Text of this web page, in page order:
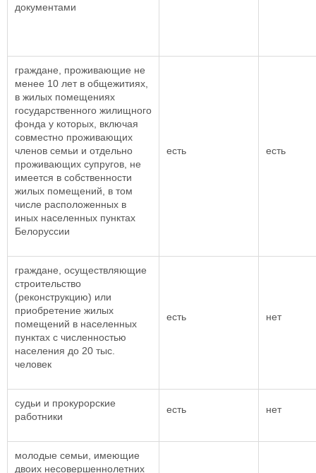
документами
граждане, проживающие не
менее 10 лет в общежитиях,
в жилых помещениях
государственного жилищного
фонда у которых, включая
совместно проживающих
членов семьи и отдельно
проживающих супругов, не
имеется в собственности
жилых помещений, в том
числе расположенных в
иных населенных пунктах
Белоруссии
есть есть
граждане, осуществляющие
строительство
(реконструкцию) или
приобретение жилых
помещений в населенных
пунктах с численностью
населения до 20 тыс.
человек
есть нет
судьи и прокурорские
работники
есть нет
молодые семьи, имеющие
двоих несовершеннолетних